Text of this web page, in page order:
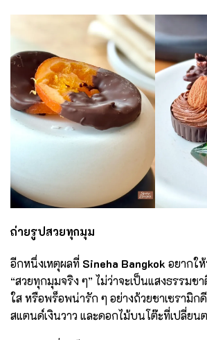
ถ่ายรูปสวยทุกมุม
อีกหนึ่งเหตุผลที่ Sineha Bangkok อยากใ
“สวยทุกมุมจริง ๆ” ไม่ว่าจะเป็นแสงธรรมช
ใส หรือพร็อพน่ารัก ๆ อย่างถ้วยชาเซรามิก
สแตนด์เงินวาว และดอกไม้บนโต๊ะที่เปลี่ยน